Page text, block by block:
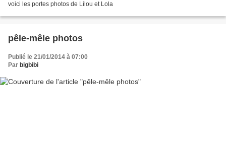
voici les portes photos de Lilou et Lola
pêle-mêle photos
Publié le 21/01/2014 à 07:00
Par bigbibi